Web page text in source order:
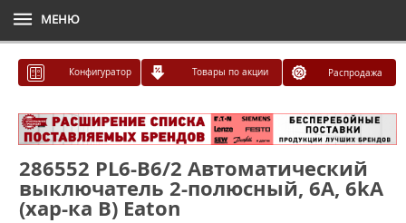
МЕНЮ
Конфигуратор Товары по акции Распродажа
286552 PL6-B6/2 Автоматический
выключатель 2-полюсный, 6А, 6kA
(хар-ка B) Eaton